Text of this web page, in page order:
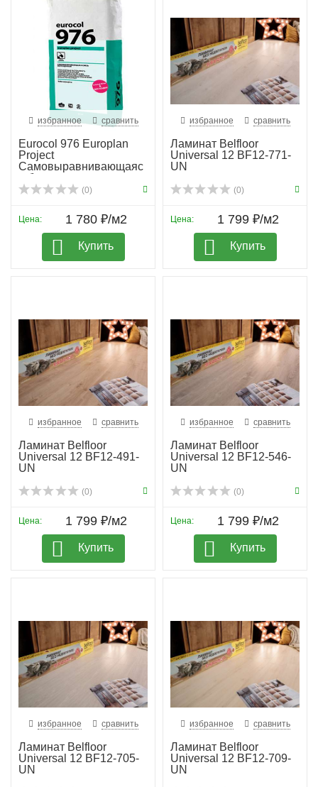
избранное сравнить
Eurocol 976 Europlan
Project
Самовыравнивающаяс
я безусадо...
(0)
Цена: 1 780 ₽/м2
Купить
избранное сравнить
Ламинат Belfloor
Universal 12 BF12-771-
UN
(0)
Цена: 1 799 ₽/м2
Купить
избранное сравнить
Ламинат Belfloor
Universal 12 BF12-491-
UN
(0)
Цена: 1 799 ₽/м2
Купить
избранное сравнить
Ламинат Belfloor
Universal 12 BF12-546-
UN
(0)
Цена: 1 799 ₽/м2
Купить
избранное сравнить
Ламинат Belfloor
Universal 12 BF12-705-
UN
избранное сравнить
Ламинат Belfloor
Universal 12 BF12-709-
UN